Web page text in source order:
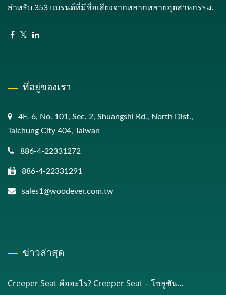
สำหรับ 353 แบรนด์ที่มีชื่อเสียงจากหลากหลายอุตสาหกรรม.
ที่อยู่ของเรา
4F.-6, No. 101, Sec. 2, Shuangshi Rd., North Dist.,
Taichung City 404, Taiwan
886-4-22331272
886-4-22331291
sales1@woodever.com.tw
ข่าวล่าสุด
Creeper Seat คืออะไร? Creeper Seat – โซลูชัน...